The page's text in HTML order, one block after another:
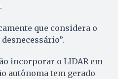
que considera o
incorporar o LIDAR em
autônoma tem gerado